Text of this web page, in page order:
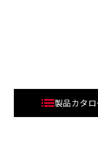
製品カタ